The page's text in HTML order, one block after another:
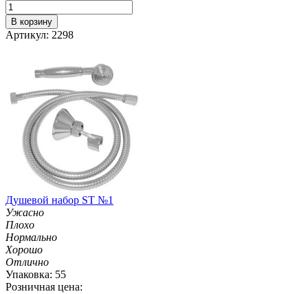
В корзину
Артикул: 2298
Душевой набор ST №1
Ужасно
Плохо
Нормально
Хорошо
Отлично
Упаковка: 55
Розничная цена: